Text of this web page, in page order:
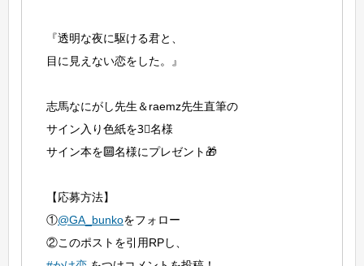
『透明な夜に駆ける君と、
目に見えない恋をした。』
志馬なにがし先生＆raemz先生直筆の
サイン入り色紙を3⃣名様
サイン本を🔟名様にプレゼント🎁
【応募方法】
①@GA_bunkoをフォロー
②このポストを引用RPし、